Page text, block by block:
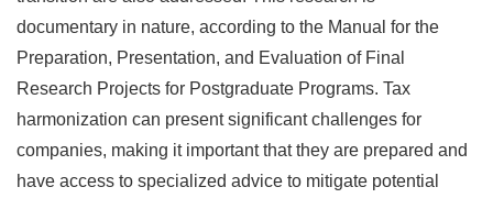
documentary in nature, according to the Manual for the
Preparation, Presentation, and Evaluation of Final
Research Projects for Postgraduate Programs. Tax
harmonization can present significant challenges for
companies, making it important that they are prepared and
have access to specialized advice to mitigate potential